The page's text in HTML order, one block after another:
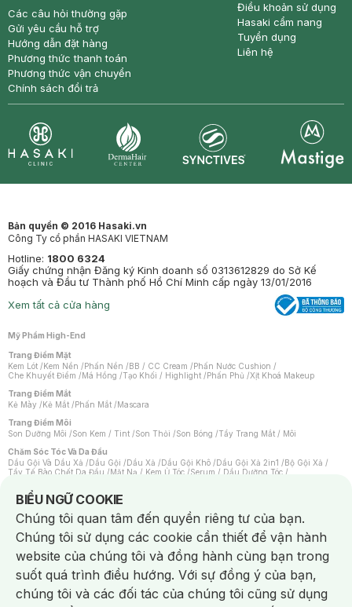
Các câu hỏi thường gặp
Gửi yêu cầu hỗ trợ
Hướng dẫn đặt hàng
Phương thức thanh toán
Phương thức vận chuyển
Chính sách đổi trả
Điều khoản sử dụng
Hasaki cẩm nang
Tuyển dụng
Liên hệ
Bản quyền © 2016 Hasaki.vn
Công Ty cổ phần HASAKI VIETNAM
Hotline: 1800 6324
Giấy chứng nhận Đăng ký Kinh doanh số 0313612829 do Sở Kế
hoạch và Đầu tư Thành phố Hồ Chí Minh cấp ngày 13/01/2016
Xem tất cả cửa hàng
Mỹ Phẩm High-End
Trang Điểm Mặt
Kem Lót /Kem Nền /Phấn Nền /BB / CC Cream /Phấn Nước Cushion /
Che Khuyết Điểm /Má Hồng /Tạo Khối / Highlight /Phấn Phủ /Xịt Khoá Makeup
Trang Điểm Mắt
Kẻ Mày /Kẻ Mắt /Phấn Mắt /Mascara
Trang Điểm Môi
Son Dưỡng Môi /Son Kem / Tint /Son Thỏi /Son Bóng /Tẩy Trang Mắt / Môi
Chăm Sóc Tóc Và Da Đầu
Dầu Gội Và Dầu Xả /Dầu Gội /Dầu Xả /Dầu Gội Khô /Dầu Gội Xả 2in1 /Bộ Gội Xả /
Tẩy Tế Bào Chết Da Đầu /Mặt Nạ / Kem Ủ Tóc /Serum / Dầu Dưỡng Tóc /
Máy Sấy Tóc
Lược
Kem Tẩy Lông/Dụng Cụ Tẩy Lông
Nước Hoa
Nước Hoa Nam Nước Hoa Cao Cấp Xịt Thơm Toàn Thân
Nước Hoa Vùng Kín
Chăm Sóc Cá Nhân
Chống Muỗi
Khẩu Trang Máy Massage Mặt Nạ Xông Hơi/Nước Rửa Tay
Sản Phẩm Chăm Sóc Khác/ Bàn Chải Đánh Răng /Bàn Chải Điện/
BIỂU NGỮ COOKIE
Notice about cookies usage
Chúng tôi quan tâm đến quyền riêng tư của bạn.
Chúng tôi sử dụng các cookie cần thiết để vận hành
website của chúng tôi và đồng hành cùng bạn trong
suốt quá trình điều hướng. Với sự đồng ý của bạn,
chúng tôi và các đối tác của chúng tôi cũng sử dụng